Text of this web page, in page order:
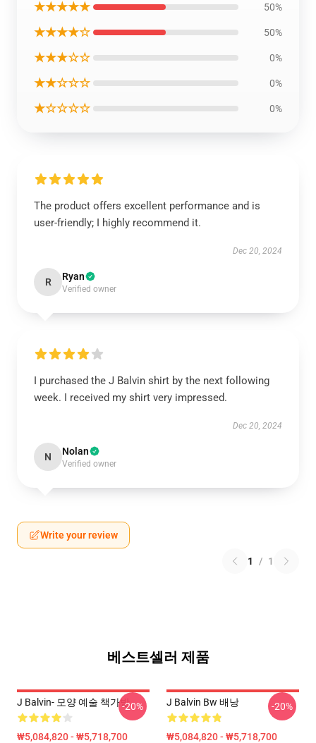
★★★★★ 50%
★★★★☆ 50%
★★★☆☆ 0%
★★☆☆☆ 0%
★☆☆☆☆ 0%
The product offers excellent performance and is
user-friendly; I highly recommend it.
Dec 20, 2024
R Ryan
Verified owner
I purchased the J Balvin shirt by the next following
week. I received my shirt very impressed.
Dec 20, 2024
N Nolan
Verified owner
Write your review
1 / 1
베스트셀러 제품
J Balvin- 모양 예술 책가방
₩5,084,820 - ₩5,718,700
-20% J Balvin Bw 배낭
₩5,084,820 - ₩5,718,700
-20%